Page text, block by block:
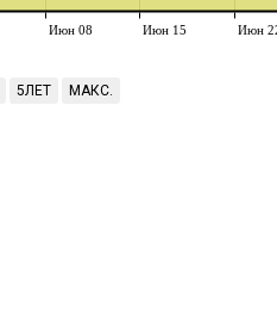
Июн 08 Июн 15 Июн
5ЛЕТ МАКС.